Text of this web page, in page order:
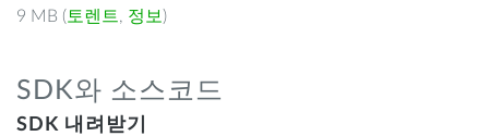
9 MB ( 토렌트, 정보 )
SDK와 소스코드
SDK 내려받기